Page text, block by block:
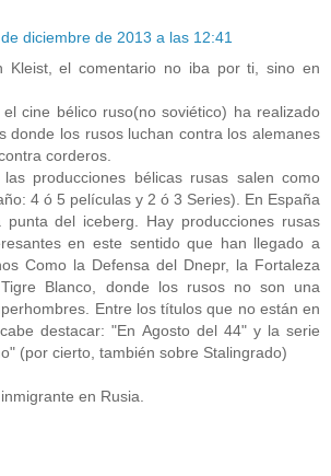
diciembre de 2013 a las 12:41
Kleist, el comentario no iba por ti, sino en
cine bélico ruso(no soviético) ha realizado
donde los rusos luchan contra los alemanes
corderos.
producciones bélicas rusas salen como
4 ó 5 películas y 2 ó 3 Series). En España
del iceberg. Hay producciones rusas
en este sentido que han llegado a
Como la Defensa del Dnepr, la Fortaleza
Blanco, donde los rusos no son una
Entre los títulos que no están en
destacar: "En Agosto del 44" y la serie
(por cierto, también sobre Stalingrado)
en Rusia.